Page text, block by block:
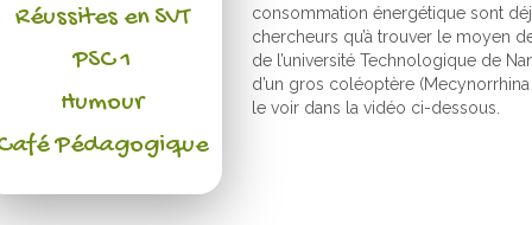
consommation énergétique sont
chercheurs qu’à trouver le moyen
de l’université Technologique de
d’un gros coléoptère
le voir dans la vidéo ci-dessous.
Réussites en SVT
PSC 1
Humour
Pédagogique